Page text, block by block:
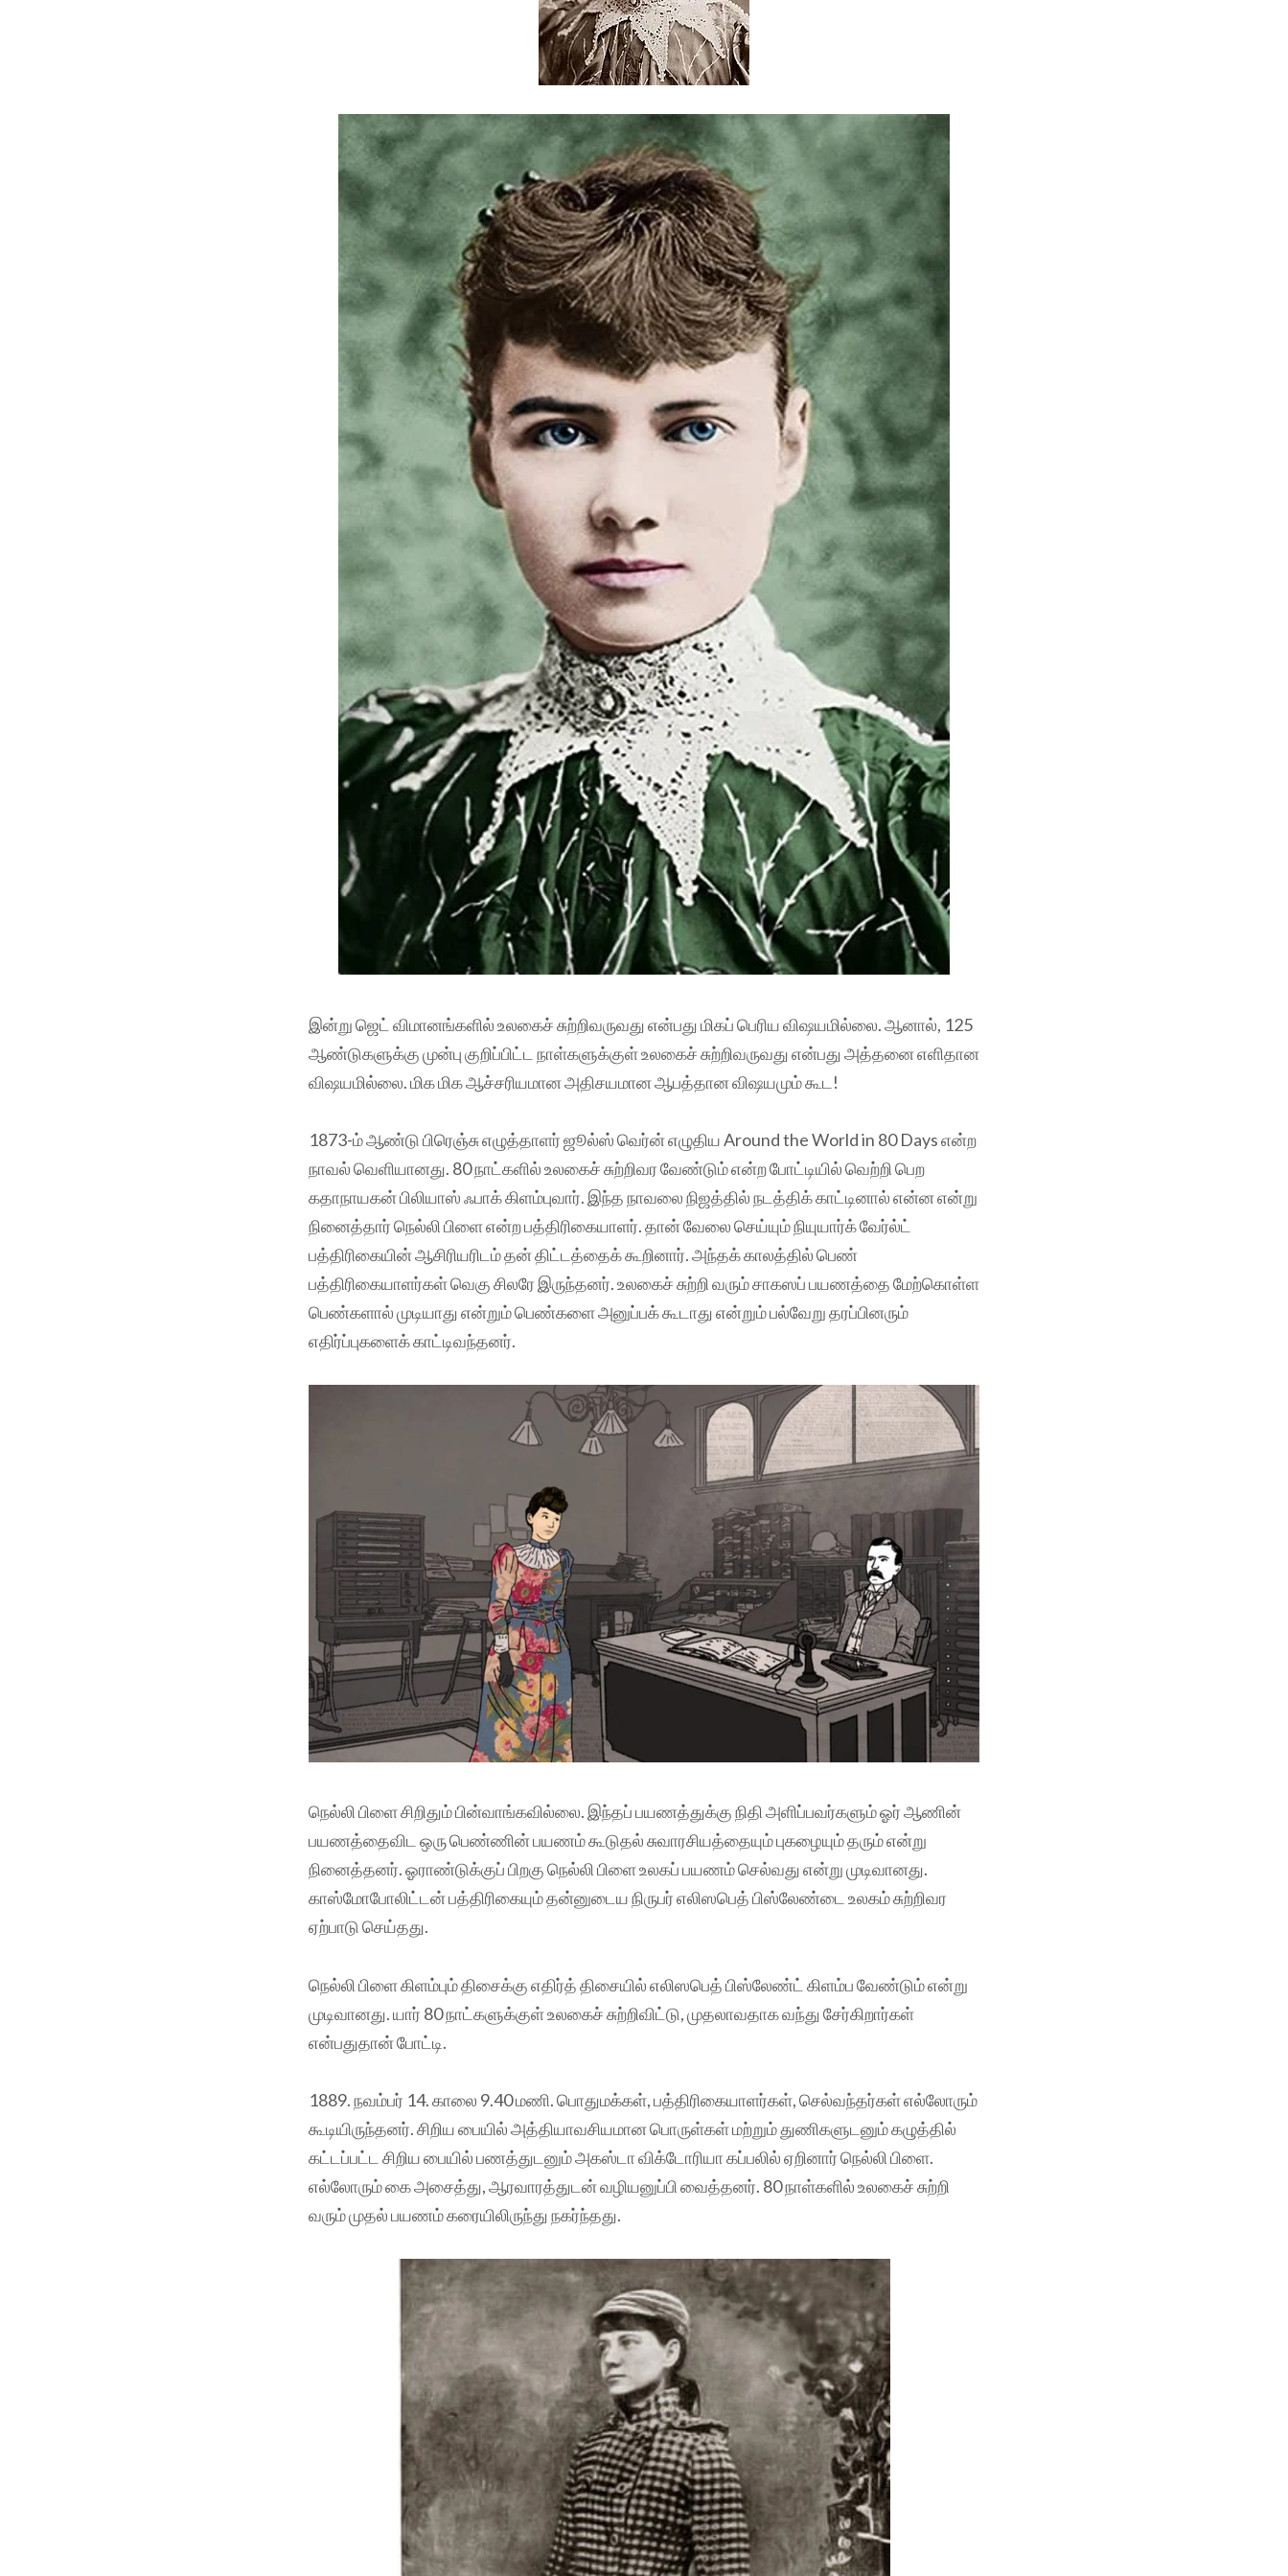
இன்று ஜெட் விமானங்களில் உலகைச் சுற்றிவருவது என்பது மிகப் பெரிய விஷயமில்லை. ஆனால், 125
ஆண்டுகளுக்கு முன்பு குறிப்பிட்ட நாள்களுக்குள் உலகைச் சுற்றிவருவது என்பது அத்தனை எளிதான
விஷயமில்லை. மிக மிக ஆச்சரியமான அதிசயமான ஆபத்தான விஷயமும் கூட!
1873-ம் ஆண்டு பிரெஞ்சு எழுத்தாளர் ஜூல்ஸ் வெர்ன் எழுதிய Around the World in 80 Days என்ற
நாவல் வெளியானது. 80 நாட்களில் உலகைச் சுற்றிவர வேண்டும் என்ற போட்டியில் வெற்றி பெற
கதாநாயகன் பிலியாஸ் ஃபாக் கிளம்புவார். இந்த நாவலை நிஜத்தில் நடத்திக் காட்டினால் என்ன என்று
நினைத்தார் நெல்லி பிளை என்ற பத்திரிகையாளர். தான் வேலை செய்யும் நியுயார்க் வேர்ல்ட்
பத்திரிகையின் ஆசிரியரிடம் தன் திட்டத்தைக் கூறினார். அந்தக் காலத்தில் பெண்
பத்திரிகையாளர்கள் வெகு சிலரே இருந்தனர். உலகைச் சுற்றி வரும் சாகஸப் பயணத்தை மேற்கொள்ள
பெண்களால் முடியாது என்றும் பெண்களை அனுப்பக் கூடாது என்றும் பல்வேறு தரப்பினரும்
எதிர்ப்புகளைக் காட்டிவந்தனர்.
நெல்லி பிளை சிறிதும் பின்வாங்கவில்லை. இந்தப் பயணத்துக்கு நிதி அளிப்பவர்களும் ஓர் ஆணின்
பயணத்தைவிட ஒரு பெண்ணின் பயணம் கூடுதல் சுவாரசியத்தையும் புகழையும் தரும் என்று
நினைத்தனர். ஓராண்டுக்குப் பிறகு நெல்லி பிளை உலகப் பயணம் செல்வது என்று முடிவானது.
காஸ்மோபோலிட்டன் பத்திரிகையும் தன்னுடைய நிருபர் எலிஸபெத் பிஸ்லேண்டை உலகம் சுற்றிவர
ஏற்பாடு செய்தது.
நெல்லி பிளை கிளம்பும் திசைக்கு எதிர்த் திசையில் எலிஸபெத் பிஸ்லேண்ட் கிளம்ப வேண்டும் என்று
முடிவானது. யார் 80 நாட்களுக்குள் உலகைச் சுற்றிவிட்டு, முதலாவதாக வந்து சேர்கிறார்கள்
என்பதுதான் போட்டி.
1889. நவம்பர் 14. காலை 9.40 மணி. பொதுமக்கள், பத்திரிகையாளர்கள், செல்வந்தர்கள் எல்லோரும்
கூடியிருந்தனர். சிறிய பையில் அத்தியாவசியமான பொருள்கள் மற்றும் துணிகளுடனும் கழுத்தில்
கட்டப்பட்ட சிறிய பையில் பணத்துடனும் அகஸ்டா விக்டோரியா கப்பலில் ஏறினார் நெல்லி பிளை.
எல்லோரும் கை அசைத்து, ஆரவாரத்துடன் வழியனுப்பி வைத்தனர். 80 நாள்களில் உலகைச் சுற்றி
வரும் முதல் பயணம் கரையிலிருந்து நகர்ந்தது.